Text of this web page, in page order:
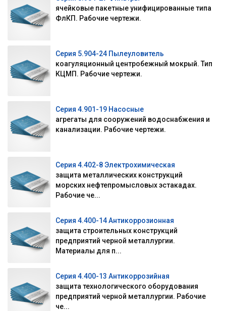
ячейковые пакетные унифицированные типа
ФлКП. Рабочие чертежи.
Серия 5.904-24 Пылеуловитель
коагуляционный центробежный мокрый. Тип
КЦМП. Рабочие чертежи.
Серия 4.901-19 Насосные
агрегаты для сооружений водоснабжения и
канализации. Рабочие чертежи.
Серия 4.402-8 Электрохимическая
защита металлических конструкций
морских нефтепромысловых эстакадах.
Рабочие че...
Серия 4.400-14 Антикоррозионная
защита строительных конструкций
предприятий черной металлургии.
Материалы для п...
Серия 4.400-13 Антикоррозийная
защита технологического оборудования
предприятий черной металлургии. Рабочие
че...